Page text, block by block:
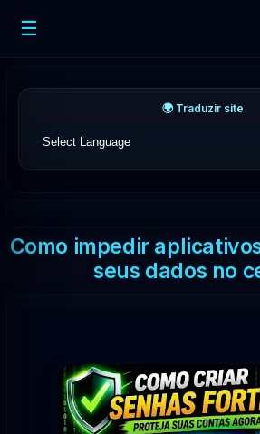
☰
🌍 Traduzir site
Como impedir
seus dados no